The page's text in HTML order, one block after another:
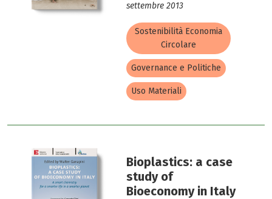
settembre 2013
Sostenibilità Economia
Circolare
Governance e Politiche
Uso Materiali
Bioplastics: a case
study of
Bioeconomy in Italy